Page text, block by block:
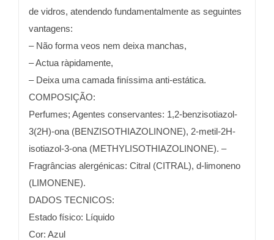
de vidros, atendendo fundamentalmente as seguintes
vantagens:
– Não forma veos nem deixa manchas,
– Actua ràpidamente,
– Deixa uma camada finíssima anti-estática.
COMPOSIÇÃO:
Perfumes; Agentes conservantes: 1,2-benzisotiazol-
3(2H)-ona (BENZISOTHIAZOLINONE), 2-metil-2H-
isotiazol-3-ona (METHYLISOTHIAZOLINONE). –
Fragrâncias alergénicas: Citral (CITRAL), d-limoneno
(LIMONENE).
DADOS TECNICOS:
Estado físico: Líquido
Cor: Azul